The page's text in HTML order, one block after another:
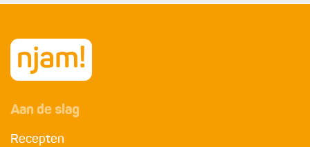
Aan de slag
Recepten